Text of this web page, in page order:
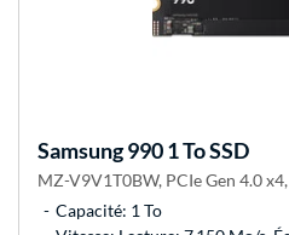
Samsung990 1 To SSD
MZ-V9V1T0BW, PCIe Gen 4.0
Capacité: 1 To